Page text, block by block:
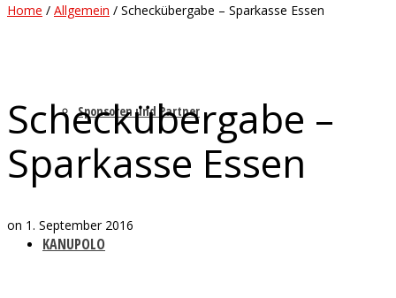
Sponsoren und Partner
KANUPOLO
Home / Allgemein / Scheckübergabe – Sparkasse Essen
Scheckübergabe –
Sparkasse Essen
on 1. September 2016